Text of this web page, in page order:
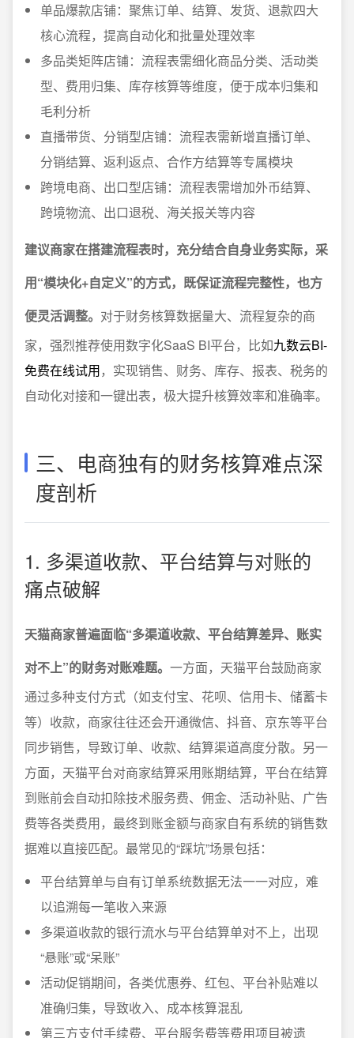
单品爆款店铺：聚焦订单、结算、发货、退款四大
核心流程，提高自动化和批量处理效率
多品类矩阵店铺：流程表需细化商品分类、活动类
型、费用归集、库存核算等维度，便于成本归集和
毛利分析
直播带货、分销型店铺：流程表需新增直播订单、
分销结算、返利返点、合作方结算等专属模块
跨境电商、出口型店铺：流程表需增加外币结算、
跨境物流、出口退税、海关报关等内容
建议商家在搭建流程表时，充分结合自身业务实际，采
用“模块化+自定义”的方式，既保证流程完整性，也方
便灵活调整。 对于财务核算数据量大、流程复杂的商
家，强烈推荐使用数字化SaaS BI平台，比如九数云BI-
免费在线试用，实现销售、财务、库存、报表、税务的
自动化对接和一键出表，极大提升核算效率和准确率。
三、电商独有的财务核算难点深
度剖析
1. 多渠道收款、平台结算与对账的
痛点破解
天猫商家普遍面临“多渠道收款、平台结算差异、账实
对不上”的财务对账难题。 一方面，天猫平台鼓励商家
通过多种支付方式（如支付宝、花呗、信用卡、储蓄卡
等）收款，商家往往还会开通微信、抖音、京东等平台
同步销售，导致订单、收款、结算渠道高度分散。另一
方面，天猫平台对商家结算采用账期结算，平台在结算
到账前会自动扣除技术服务费、佣金、活动补贴、广告
费等各类费用，最终到账金额与商家自有系统的销售数
据难以直接匹配。最常见的“踩坑”场景包括：
平台结算单与自有订单系统数据无法一一对应，难
以追溯每一笔收入来源
多渠道收款的银行流水与平台结算单对不上，出现
“悬账”或“呆账”
活动促销期间，各类优惠券、红包、平台补贴难以
准确归集，导致收入、成本核算混乱
第三方支付手续费、平台服务费等费用项目被遗